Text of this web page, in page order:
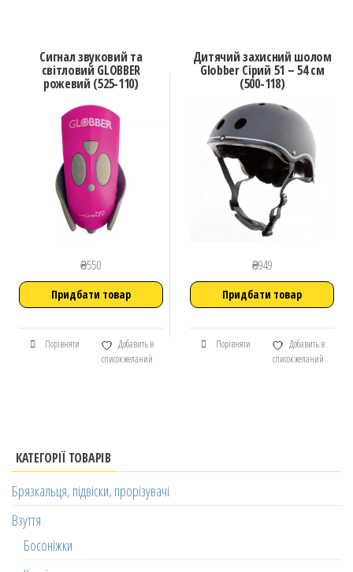
Сигнал звуковий та
світловий GLOBBER
рожевий (525-110)
₴550
Придбати товар
Порівняти
Добавить в
список желаний
Дитячий захисний шолом
Globber Сірий 51 – 54 см
(500-118)
₴949
Придбати товар
Порівняти
Добавить в
список желаний
КАТЕГОРІЇ ТОВАРІВ
Брязкальця, підвіски, прорізувачі
Взуття
Босоніжки